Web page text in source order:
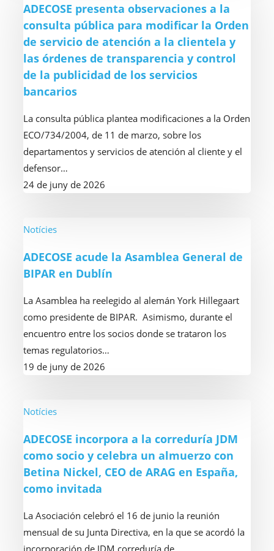
observaciones
a
la
consulta
pública
para
la
Orden
de
servicio
de
a
clientela
y
órdenes
de
transparencia
y
control
la
de
los
servicios
bancarios
ADECOSE presenta observaciones a la
consulta pública para modificar la Orden
de servicio de atención a la clientela y
las órdenes de transparencia y control
de la publicidad de los servicios
bancarios
La consulta pública plantea modificaciones a la Orden
ECO/734/2004, de 11 de marzo, sobre los
departamentos y servicios de atención al cliente y el
defensor…
24 de juny de 2026
ADECOSE
la
Asamblea
de
BIPAR
en
Dublín
Notícies
ADECOSE acude la Asamblea General de
BIPAR en Dublín
La Asamblea ha reelegido al alemán York Hillegaart
como presidente de BIPAR. Asimismo, durante el
encuentro entre los socios donde se trataron los
temas regulatorios…
19 de juny de 2026
ADECOSE
a
la
correduría
JDM
socio
y
Notícies
ADECOSE incorpora a la correduría JDM
como socio y celebra un almuerzo con
Betina Nickel, CEO de ARAG en España,
como invitada
La Asociación celebró el 16 de junio la reunión
mensual de su Junta Directiva, en la que se acordó la